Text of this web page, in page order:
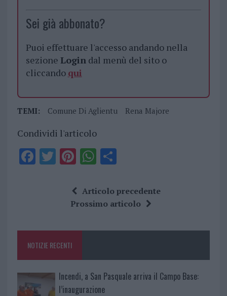
Sei già abbonato?
Puoi effettuare l'accesso andando nella
sezione Logindal menù del sito o
cliccando qui
TEMI: Comune Di Aglientu Rena Majore
Condividi l'articolo
F
o
k
T Pi
te
re
W
at
s
p
S
a
re
Articolo precedente
Prossimo articolo
NOTIZIE RECENTI
Incendi, a San Pasquale arriva il Campo Base:
l’inaugurazione